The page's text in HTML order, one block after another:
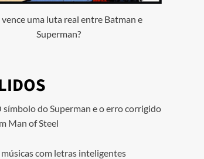
uma luta real entre Batman e
Superman?
símbolo do Superman e o erro corrigido
Man of Steel
músicas com letras inteligentes